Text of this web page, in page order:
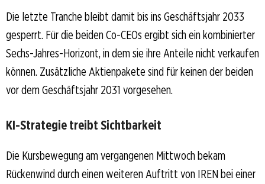
Die letzte Tranche bleibt damit bis ins Geschäftsjahr 2033
gesperrt. Für die beiden Co-CEOs ergibt sich ein kombinierter
Sechs-Jahres-Horizont, in dem sie ihre Anteile nicht verkaufen
können. Zusätzliche Aktienpakete sind für keinen der beiden
vor dem Geschäftsjahr 2031 vorgesehen.
KI-Strategie treibt Sichtbarkeit
Die Kursbewegung am vergangenen Mittwoch bekam
Rückenwind durch einen weiteren Auftritt von IREN bei einer